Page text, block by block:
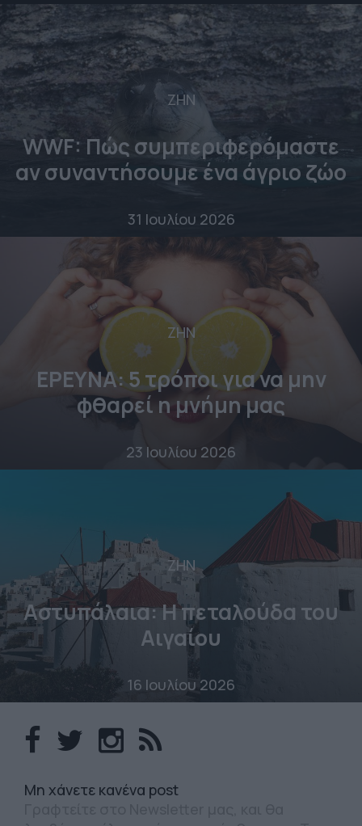
ΖΗΝ
WWF: Πώς συμπεριφερόμαστε
αν συναντήσουμε ένα άγριο ζώο
31 Ιουλίου 2026
ΖΗΝ
ΕΡΕΥΝΑ: 5 τρόποι για να μην
φθαρεί η μνήμη μας
23 Ιουλίου 2026
ΖΗΝ
Αστυπάλαια: Η πεταλούδα του
Αιγαίου
16 Ιουλίου 2026
Mη χάνετε κανένα post